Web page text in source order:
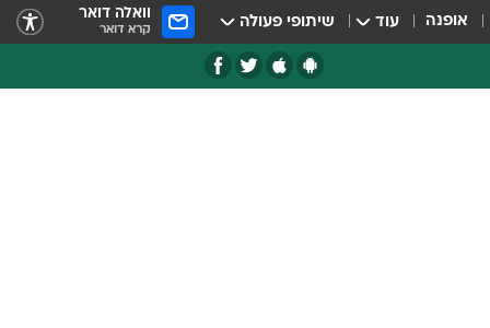
אופנה עוד שיתופי פעולה וואלה דואר
קרא דואר